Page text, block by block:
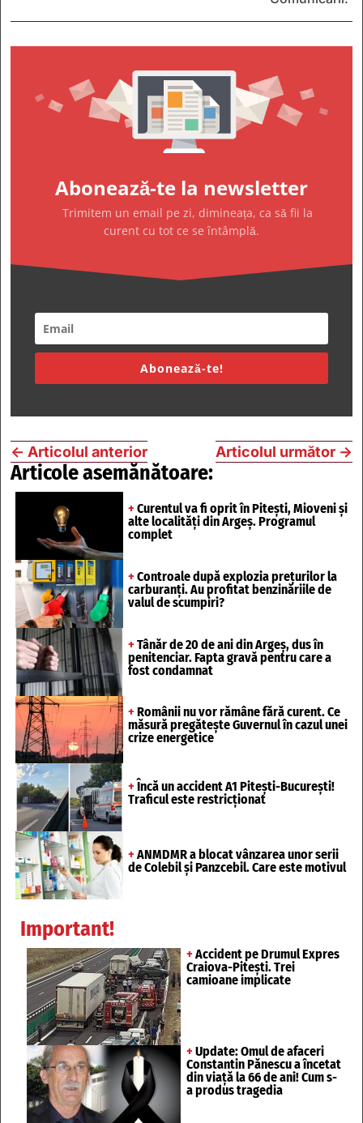
Abonează-te la newsletter
Trimitem un email pe zi, dimineața, ca să fii la
curent cu tot ce se întâmplă.
Abonează-te!
← Articolul anterior Articolul următor →
Articole asemănătoare:
+ Curentul va fi oprit în Pitești, Mioveni și
alte localități din Argeș. Programul
complet
+ Controale după explozia prețurilor la
carburanți. Au profitat benzinăriile de
valul de scumpiri?
+ Tânăr de 20 de ani din Argeș, dus în
penitenciar. Fapta gravă pentru care a
fost condamnat
+ Românii nu vor rămâne fără curent. Ce
măsură pregătește Guvernul în cazul unei
crize energetice
+ Încă un accident A1 Pitești-București!
Traficul este restricționat
+ ANMDMR a blocat vânzarea unor serii
de Colebil și Panzcebil. Care este motivul
Important!
+ Accident pe Drumul Expres
Craiova-Pitești. Trei
camioane implicate
+ Update: Omul de afaceri
Constantin Pănescu a încetat
din viață la 66 de ani! Cum s-
a produs tragedia